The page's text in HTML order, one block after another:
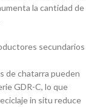
la cantidad de
secundarios
de chatarra pueden
GDR-C, lo que
in situ reduce